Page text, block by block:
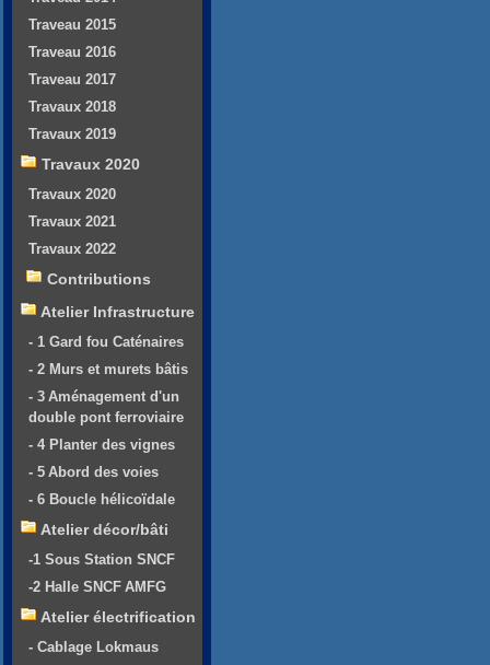
Traveau 2015
Traveau 2016
Traveau 2017
Travaux 2018
Travaux 2019
Travaux 2020
Travaux 2020
Travaux 2021
Travaux 2022
Contributions
Atelier Infrastructure
- 1 Gard fou Caténaires
- 2 Murs et murets bâtis
- 3 Aménagement d'un
double pont ferroviaire
- 4 Planter des vignes
- 5 Abord des voies
- 6 Boucle hélicoïdale
Atelier décor/bâti
-1 Sous Station SNCF
-2 Halle SNCF AMFG
Atelier électrification
- Cablage Lokmaus